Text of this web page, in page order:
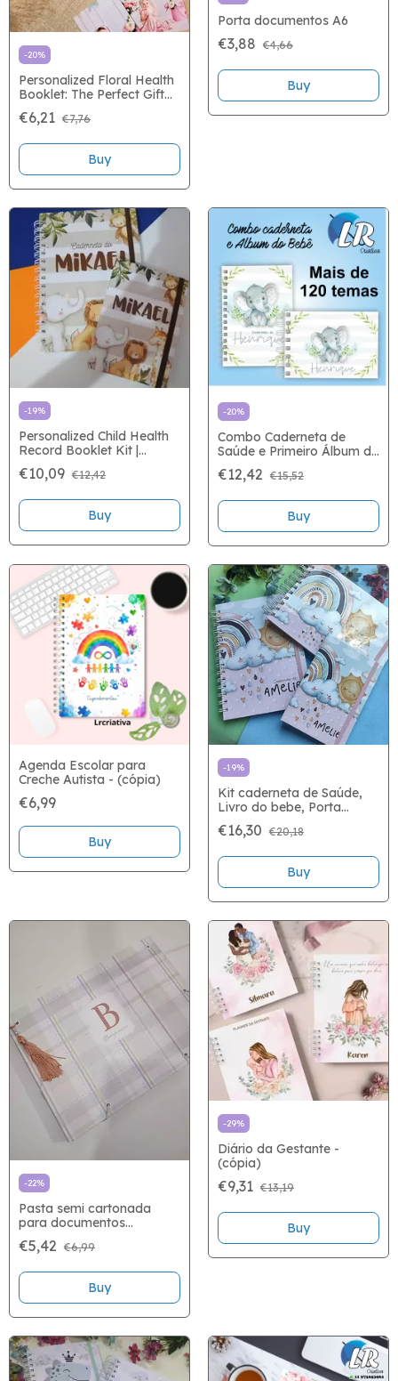
-20%
Personalized Floral Health
Booklet: The Perfect Gift
for Your Baby
€6,21 €7,76
Buy
Porta documentos A6
€3,88 €4,66
-19%
Personalized Child Health
Record Booklet Kit |
Ministry of Health
€10,09 €12,42
Buy
-20%
Combo Caderneta de
Saúde e Primeiro Álbum do
bebê
€12,42 €15,52
Buy
Agenda Escolar para
Creche Autista - (cópia)
€6,99
Buy
-19%
Kit caderneta de Saúde,
Livro do bebe, Porta
documentos e Cartão do
SUS - (cópia)
€16,30 €20,18
Buy
-22%
Pasta semi cartonada
para documentos
€5,42 €6,99
-29%
Diário da Gestante -
(cópia)
€9,31 €13,19